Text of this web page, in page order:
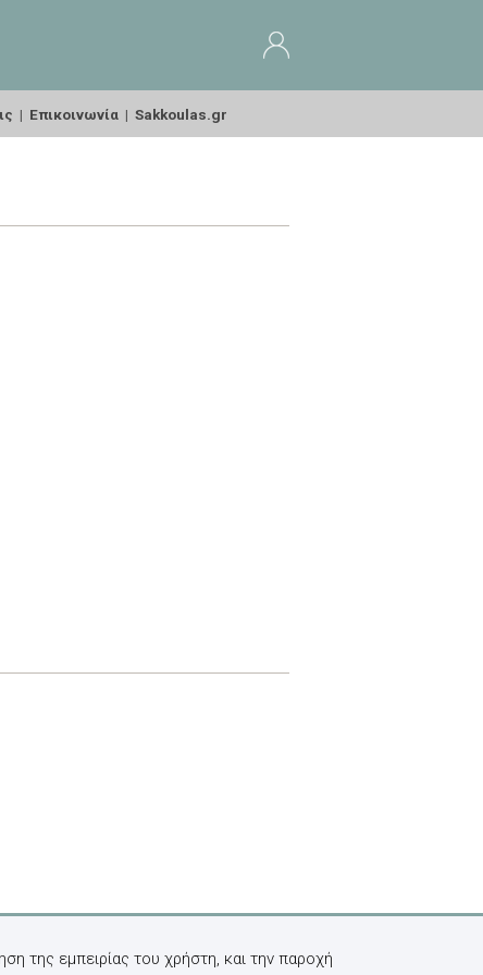
| Επικοινωνία | Sakkoulas.gr
της εμπειρίας του χρήστη, και την παροχή